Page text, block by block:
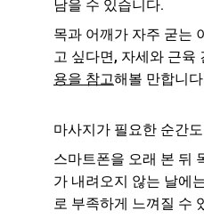
남을 수 있습니다.
목과 어깨가 자주 굳는
고 싶다면, 자세와 근육
용을 참고해볼 만합니
마사지가 필요한 순간
스마트폰을 오래 본 뒤
가 내려오지 않는 날에
로 부족하게 느껴질 수